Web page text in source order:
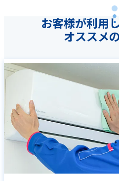
お客様が利用
オススメ